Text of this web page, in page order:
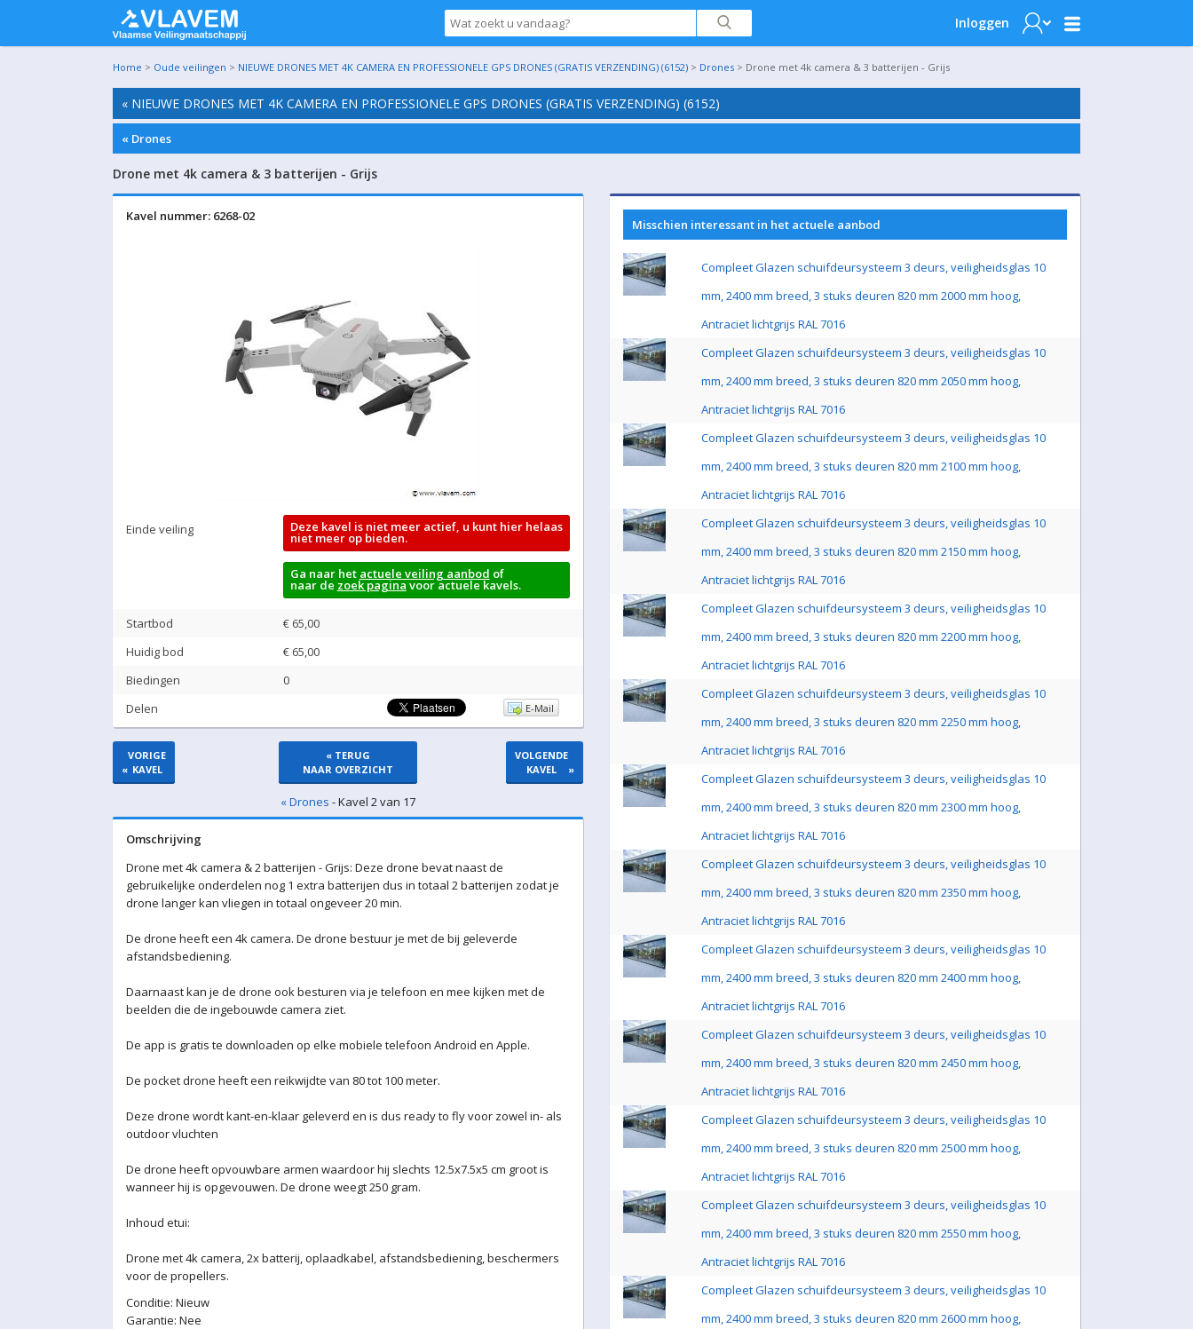
Inloggen
Home > Oude veilingen > NIEUWE DRONES MET 4K CAMERA EN PROFESSIONELE GPS DRONES (GRATIS VERZENDING) (6152) > Drones > Drone met 4k camera & 3 batterijen - Grijs
« NIEUWE DRONES MET 4K CAMERA EN PROFESSIONELE GPS DRONES (GRATIS VERZENDING) (6152)
« Drones
Drone met 4k camera & 3 batterijen - Grijs
Kavel nummer: 6268-02
Einde veiling Deze kavel is niet meer actief, u kunt hier helaas
niet meer op bieden.
Ga naar het actuele veiling aanbod of
naar de zoek paginavoor actuele kavels.
Startbod
€ 65,00
Huidig bod
€ 65,00
Biedingen
0
Delen
E-Mail
«
VORIGE
KAVEL
« TERUG
NAAR OVERZICHT
VOLGENDE
KAVEL
»
« Drones - Kavel 2 van 17
Omschrijving
Drone met 4k camera & 2 batterijen - Grijs: Deze drone bevat naast de
gebruikelijke onderdelen nog 1 extra batterijen dus in totaal 2 batterijen zodat je
drone langer kan vliegen in totaal ongeveer 20 min.
De drone heeft een 4k camera. De drone bestuur je met de bij geleverde
afstandsbediening.
Daarnaast kan je de drone ook besturen via je telefoon en mee kijken met de
beelden die de ingebouwde camera ziet.
De app is gratis te downloaden op elke mobiele telefoon Android en Apple.
De pocket drone heeft een reikwijdte van 80 tot 100 meter.
Deze drone wordt kant-en-klaar geleverd en is dus ready to fly voor zowel in- als
outdoor vluchten
De drone heeft opvouwbare armen waardoor hij slechts 12.5x7.5x5 cm groot is
wanneer hij is opgevouwen. De drone weegt 250 gram.
Inhoud etui:
Drone met 4k camera, 2x batterij, oplaadkabel, afstandsbediening, beschermers
voor de propellers.
Conditie: Nieuw
Garantie: Nee
Misschien interessant in het actuele aanbod
Compleet Glazen schuifdeursysteem 3 deurs, veiligheidsglas 10
mm, 2400 mm breed, 3 stuks deuren 820 mm 2000 mm hoog,
Antraciet lichtgrijs RAL 7016
Compleet Glazen schuifdeursysteem 3 deurs, veiligheidsglas 10
mm, 2400 mm breed, 3 stuks deuren 820 mm 2050 mm hoog,
Antraciet lichtgrijs RAL 7016
Compleet Glazen schuifdeursysteem 3 deurs, veiligheidsglas 10
mm, 2400 mm breed, 3 stuks deuren 820 mm 2100 mm hoog,
Antraciet lichtgrijs RAL 7016
Compleet Glazen schuifdeursysteem 3 deurs, veiligheidsglas 10
mm, 2400 mm breed, 3 stuks deuren 820 mm 2150 mm hoog,
Antraciet lichtgrijs RAL 7016
Compleet Glazen schuifdeursysteem 3 deurs, veiligheidsglas 10
mm, 2400 mm breed, 3 stuks deuren 820 mm 2200 mm hoog,
Antraciet lichtgrijs RAL 7016
Compleet Glazen schuifdeursysteem 3 deurs, veiligheidsglas 10
mm, 2400 mm breed, 3 stuks deuren 820 mm 2250 mm hoog,
Antraciet lichtgrijs RAL 7016
Compleet Glazen schuifdeursysteem 3 deurs, veiligheidsglas 10
mm, 2400 mm breed, 3 stuks deuren 820 mm 2300 mm hoog,
Antraciet lichtgrijs RAL 7016
Compleet Glazen schuifdeursysteem 3 deurs, veiligheidsglas 10
mm, 2400 mm breed, 3 stuks deuren 820 mm 2350 mm hoog,
Antraciet lichtgrijs RAL 7016
Compleet Glazen schuifdeursysteem 3 deurs, veiligheidsglas 10
mm, 2400 mm breed, 3 stuks deuren 820 mm 2400 mm hoog,
Antraciet lichtgrijs RAL 7016
Compleet Glazen schuifdeursysteem 3 deurs, veiligheidsglas 10
mm, 2400 mm breed, 3 stuks deuren 820 mm 2450 mm hoog,
Antraciet lichtgrijs RAL 7016
Compleet Glazen schuifdeursysteem 3 deurs, veiligheidsglas 10
mm, 2400 mm breed, 3 stuks deuren 820 mm 2500 mm hoog,
Antraciet lichtgrijs RAL 7016
Compleet Glazen schuifdeursysteem 3 deurs, veiligheidsglas 10
mm, 2400 mm breed, 3 stuks deuren 820 mm 2550 mm hoog,
Antraciet lichtgrijs RAL 7016
Compleet Glazen schuifdeursysteem 3 deurs, veiligheidsglas 10
mm, 2400 mm breed, 3 stuks deuren 820 mm 2600 mm hoog,